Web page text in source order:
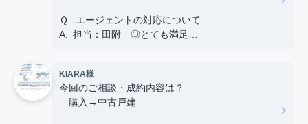
Ｑ. エージェントの対応について
A. 担当：田附 ◎とても満足
る場合、当店を薦めようと思いますか？
A.はい
KIARA様
今回のご相談・成約内容は？
購入→中古戸建